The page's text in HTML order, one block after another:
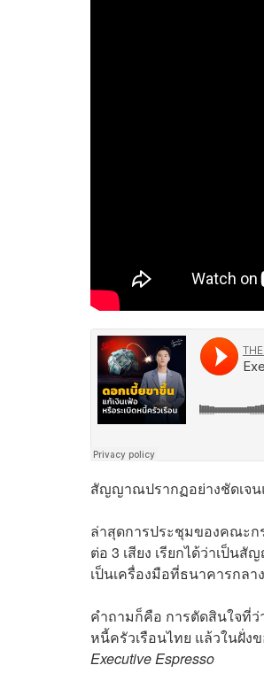
สัญญาณปรากฏอย่างชัดเจน
ล่าสุดการประชุมของคณะก
ต่อ 3 เสียง เรียกได้ว่าเป็น
เป็นเครื่องมือที่ธนาคารกล
คำถามก็คือ การตัดสินใจที่ว่
หนี้ครัวเรือนไทย แล้วในฝั่ง
Executive Espresso